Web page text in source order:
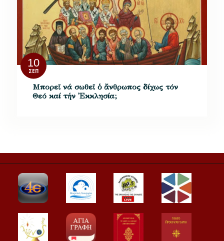
10
ΣΕΠ
Μπορεῖ νά σωθεῖ ὁ ἄνθρωπος δίχως τόν
Θεό καί τήν Ἐκκλησία;